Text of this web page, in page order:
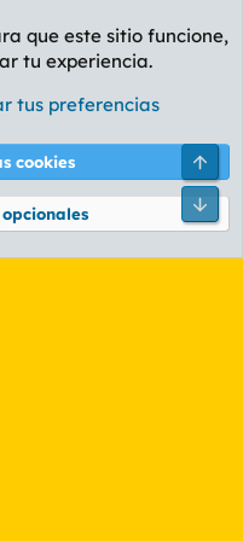
de privacidad Ayuda
XenForo Ltd.
que este sitio funcione,
tu experiencia.
tus preferencias
cookies
Pie